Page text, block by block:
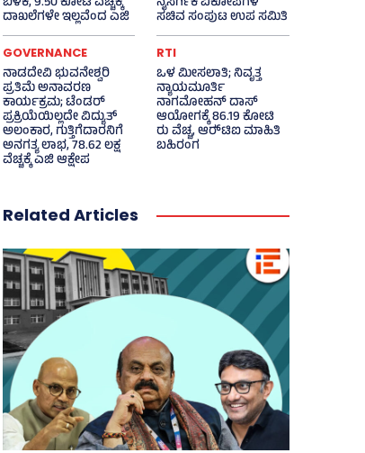
ದಾಖಲೆಗಳೇ ಇಲ್ಲವೆಂದ ಎಜಿ ಸಚಿವ ಸಂಪುಟ ಉಪ ಸಮಿತಿ
GOVERNANCE
ನಾಡದೇವಿ ಭುವನೇಶ್ವರಿ
ಪ್ರತಿಮೆ ಅನಾವರಣ
ಕಾರ್ಯಕ್ರಮ; ಟೆಂಡರ್
ಪ್ರಕ್ರಿಯೆಯಿಲ್ಲದೇ ವಿದ್ಯುತ್‌
ಅಲಂಕಾರ, ಗುತ್ತಿಗೆದಾರನಿಗೆ
ಅನಗತ್ಯ ಲಾಭ, 78.62 ಲಕ್ಷ
ವೆಚ್ಚಕ್ಕೆ ಎಜಿ ಆಕ್ಷೇಪ
RTI
ಒಳ ಮೀಸಲಾತಿ; ನಿವೃತ್ತ
ನ್ಯಾಯಮೂರ್ತಿ
ನಾಗಮೋಹನ್ ದಾಸ್
ಆಯೋಗಕ್ಕೆ 86.19 ಕೋಟಿ
ರು ವೆಚ್ಚ, ಆರ್‍‌ಟಿಐ ಮಾಹಿತಿ
ಬಹಿರಂಗ
Related Articles